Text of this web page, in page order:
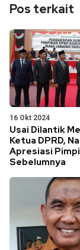
Pos terkait
16 Okt 2024
Usai Dilantik
Ketua DPRD,
Apresiasi
Sebelumnya